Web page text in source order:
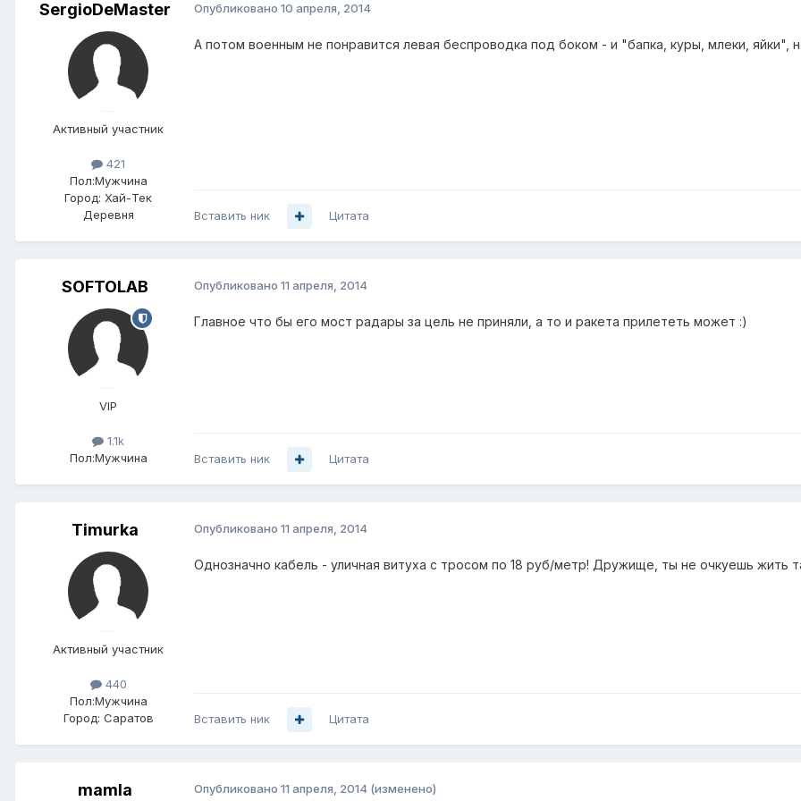
SergioDeMaster
Активный участник
421
Пол:Мужчина
Город: Хай-Тек
Деревня
Опубликовано 10 апреля, 2014
А потом военным не понравится левая беспроводка под боком - и "бапка, куры, млеки, яйки",
Вставить ник Цитата
SOFTOLAB
VIP
1.1k
Пол:Мужчина
Опубликовано 11 апреля, 2014
Главное что бы его мост радары за цель не приняли, а то и ракета прилететь может :)
Вставить ник Цитата
Timurka
Активный участник
440
Пол:Мужчина
Город: Саратов
Опубликовано 11 апреля, 2014
Однозначно кабель - уличная витуха с тросом по 18 руб/метр! Дружище, ты не очкуешь жить
Вставить ник Цитата
mamla Опубликовано 11 апреля, 2014 (изменено)